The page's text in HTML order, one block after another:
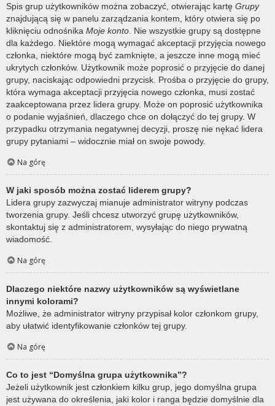
Spis grup użytkowników można zobaczyć, otwierając kartę Grupy
znajdującą się w panelu zarządzania kontem, który otwiera się po
kliknięciu odnośnika Moje konto . Nie wszystkie grupy są dostępne
dla każdego. Niektóre mogą wymagać akceptacji przyjęcia nowego
członka, niektóre mogą być zamknięte, a jeszcze inne mogą mieć
ukrytych członków. Użytkownik może poprosić o przyjęcie do danej
grupy, naciskając odpowiedni przycisk. Prośba o przyjęcie do grupy,
która wymaga akceptacji przyjęcia nowego członka, musi zostać
zaakceptowana przez lidera grupy. Może on poprosić użytkownika
o podanie wyjaśnień, dlaczego chce on dołączyć do tej grupy. W
przypadku otrzymania negatywnej decyzji, proszę nie nękać lidera
grupy pytaniami – widocznie miał on swoje powody.
Na górę
W jaki sposób można zostać liderem grupy?
Lidera grupy zazwyczaj mianuje administrator witryny podczas
tworzenia grupy. Jeśli chcesz utworzyć grupę użytkowników,
skontaktuj się z administratorem, wysyłając do niego prywatną
wiadomość.
Na górę
Dlaczego niektóre nazwy użytkowników są wyświetlane
innymi kolorami?
Możliwe, że administrator witryny przypisał kolor członkom grupy,
aby ułatwić identyfikowanie członków tej grupy.
Na górę
Co to jest “Domyślna grupa użytkownika”?
Jeżeli użytkownik jest członkiem kilku grup, jego domyślna grupa
jest używana do określenia, jaki kolor i ranga będzie domyślnie dla